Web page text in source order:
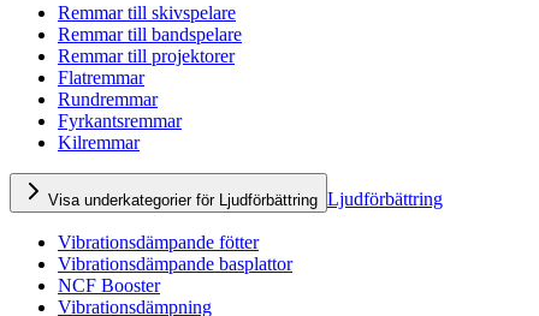
Remmar till skivspelare
Remmar till bandspelare
Remmar till projektorer
Flatremmar
Rundremmar
Fyrkantsremmar
Kilremmar
Visa underkategorier för Ljudförbättring Ljudförbättring
Vibrationsdämpande fötter
Vibrationsdämpande basplattor
NCF Booster
Vibrationsdämpning